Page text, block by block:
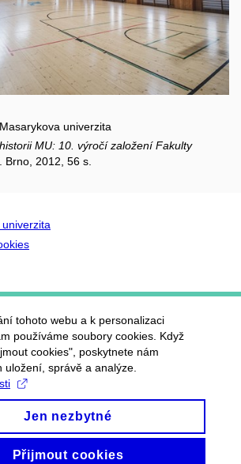
univerzita
MU: 10. výročí založení Fakulty
. Brno, 2012, 56 s.
tohoto webu a k personalizaci
používáme soubory cookies. Když
cookies", poskytnete nám
uložení, správě a analýze.
Jen nezbytné
Přijmout cookies